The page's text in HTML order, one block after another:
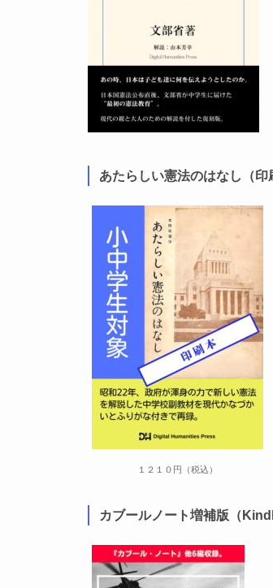
あたらしい憲法のはなし（印
１２１０円（税込）
カブールノート増補版（